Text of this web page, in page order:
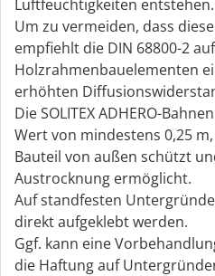
Luftfeuchtigkeiten entstehen.
Um zu vermeiden, dass
empfiehlt die DIN 68800-2
Holzrahmenbauelementen
erhöhten
Die SOLITEX ADHERO-
Wert von mindestens 0,25
Bauteil von außen schützt
Austrocknung ermöglicht.
Auf standfesten
direkt aufgeklebt werden.
Ggf. kann eine
die Haftung auf